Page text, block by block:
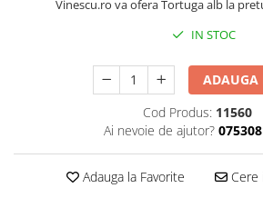
Vinescu.ro va ofera Tortuga alb la
IN STOC
ADAUGA
Cod Produs: 11560
Ai nevoie de ajutor?
Adauga la Favorite Cere